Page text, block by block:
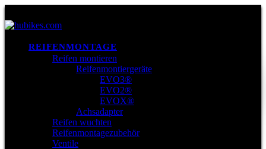
REIFENMONTAGE
Reifen montieren
Reifenmontiergeräte
EVO3®
EVO2®
EVOX®
Achsadapter
Reifen wuchten
Reifenmontagezubehör
Ventile